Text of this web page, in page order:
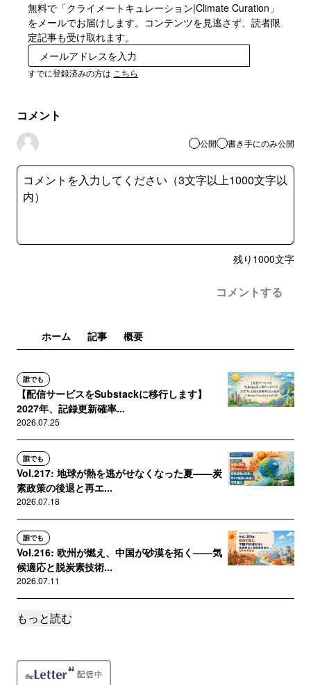
無料で「クライメートキュレーション|Climate Curation」
をメールでお届けします。コンテンツを見逃さず、読者限
定記事も受け取れます。
すでに登録済みの方は こちら
コメント
公開 書き手にのみ公開
残り 1000文字
コメントする
ホーム 記事 概要
誰でも
【配信サービスをSubstackに移行します】
2027年、記録更新確率...
2026.07.25
誰でも
Vol.217: 地球が熱を逃がせなくなった夏——炭
素政策の後退と再エ...
2026.07.18
誰でも
Vol.216: 欧州が燃え、中国が砂漠を拓く——気
候適応と脱炭素技術...
2026.07.11
誰でも
2026.07.04
もっと読む